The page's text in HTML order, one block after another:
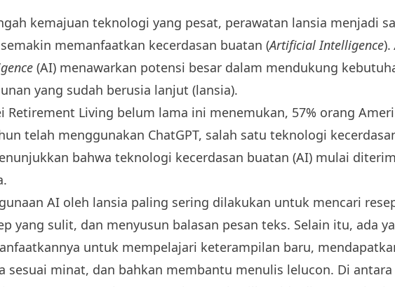
kemajuan teknologi yang pesat, perawatan lansia menjadi
memanfaatkan kecerdasan buatan (Artificial Intelligence).
(AI) menawarkan potensi besar dalam mendukung
yang sudah berusia lanjut (lansia).
Retirement Living belum lama ini menemukan, 57% orang
telah menggunakan ChatGPT, salah satu teknologi
bahwa teknologi kecerdasan buatan (AI) mulai
AI oleh lansia paling sering dilakukan untuk mencari
yang sulit, dan menyusun balasan pesan teks. Selain itu, ada
untuk mempelajari keterampilan baru,
sesuai minat, dan bahkan membantu menulis lelucon. Di